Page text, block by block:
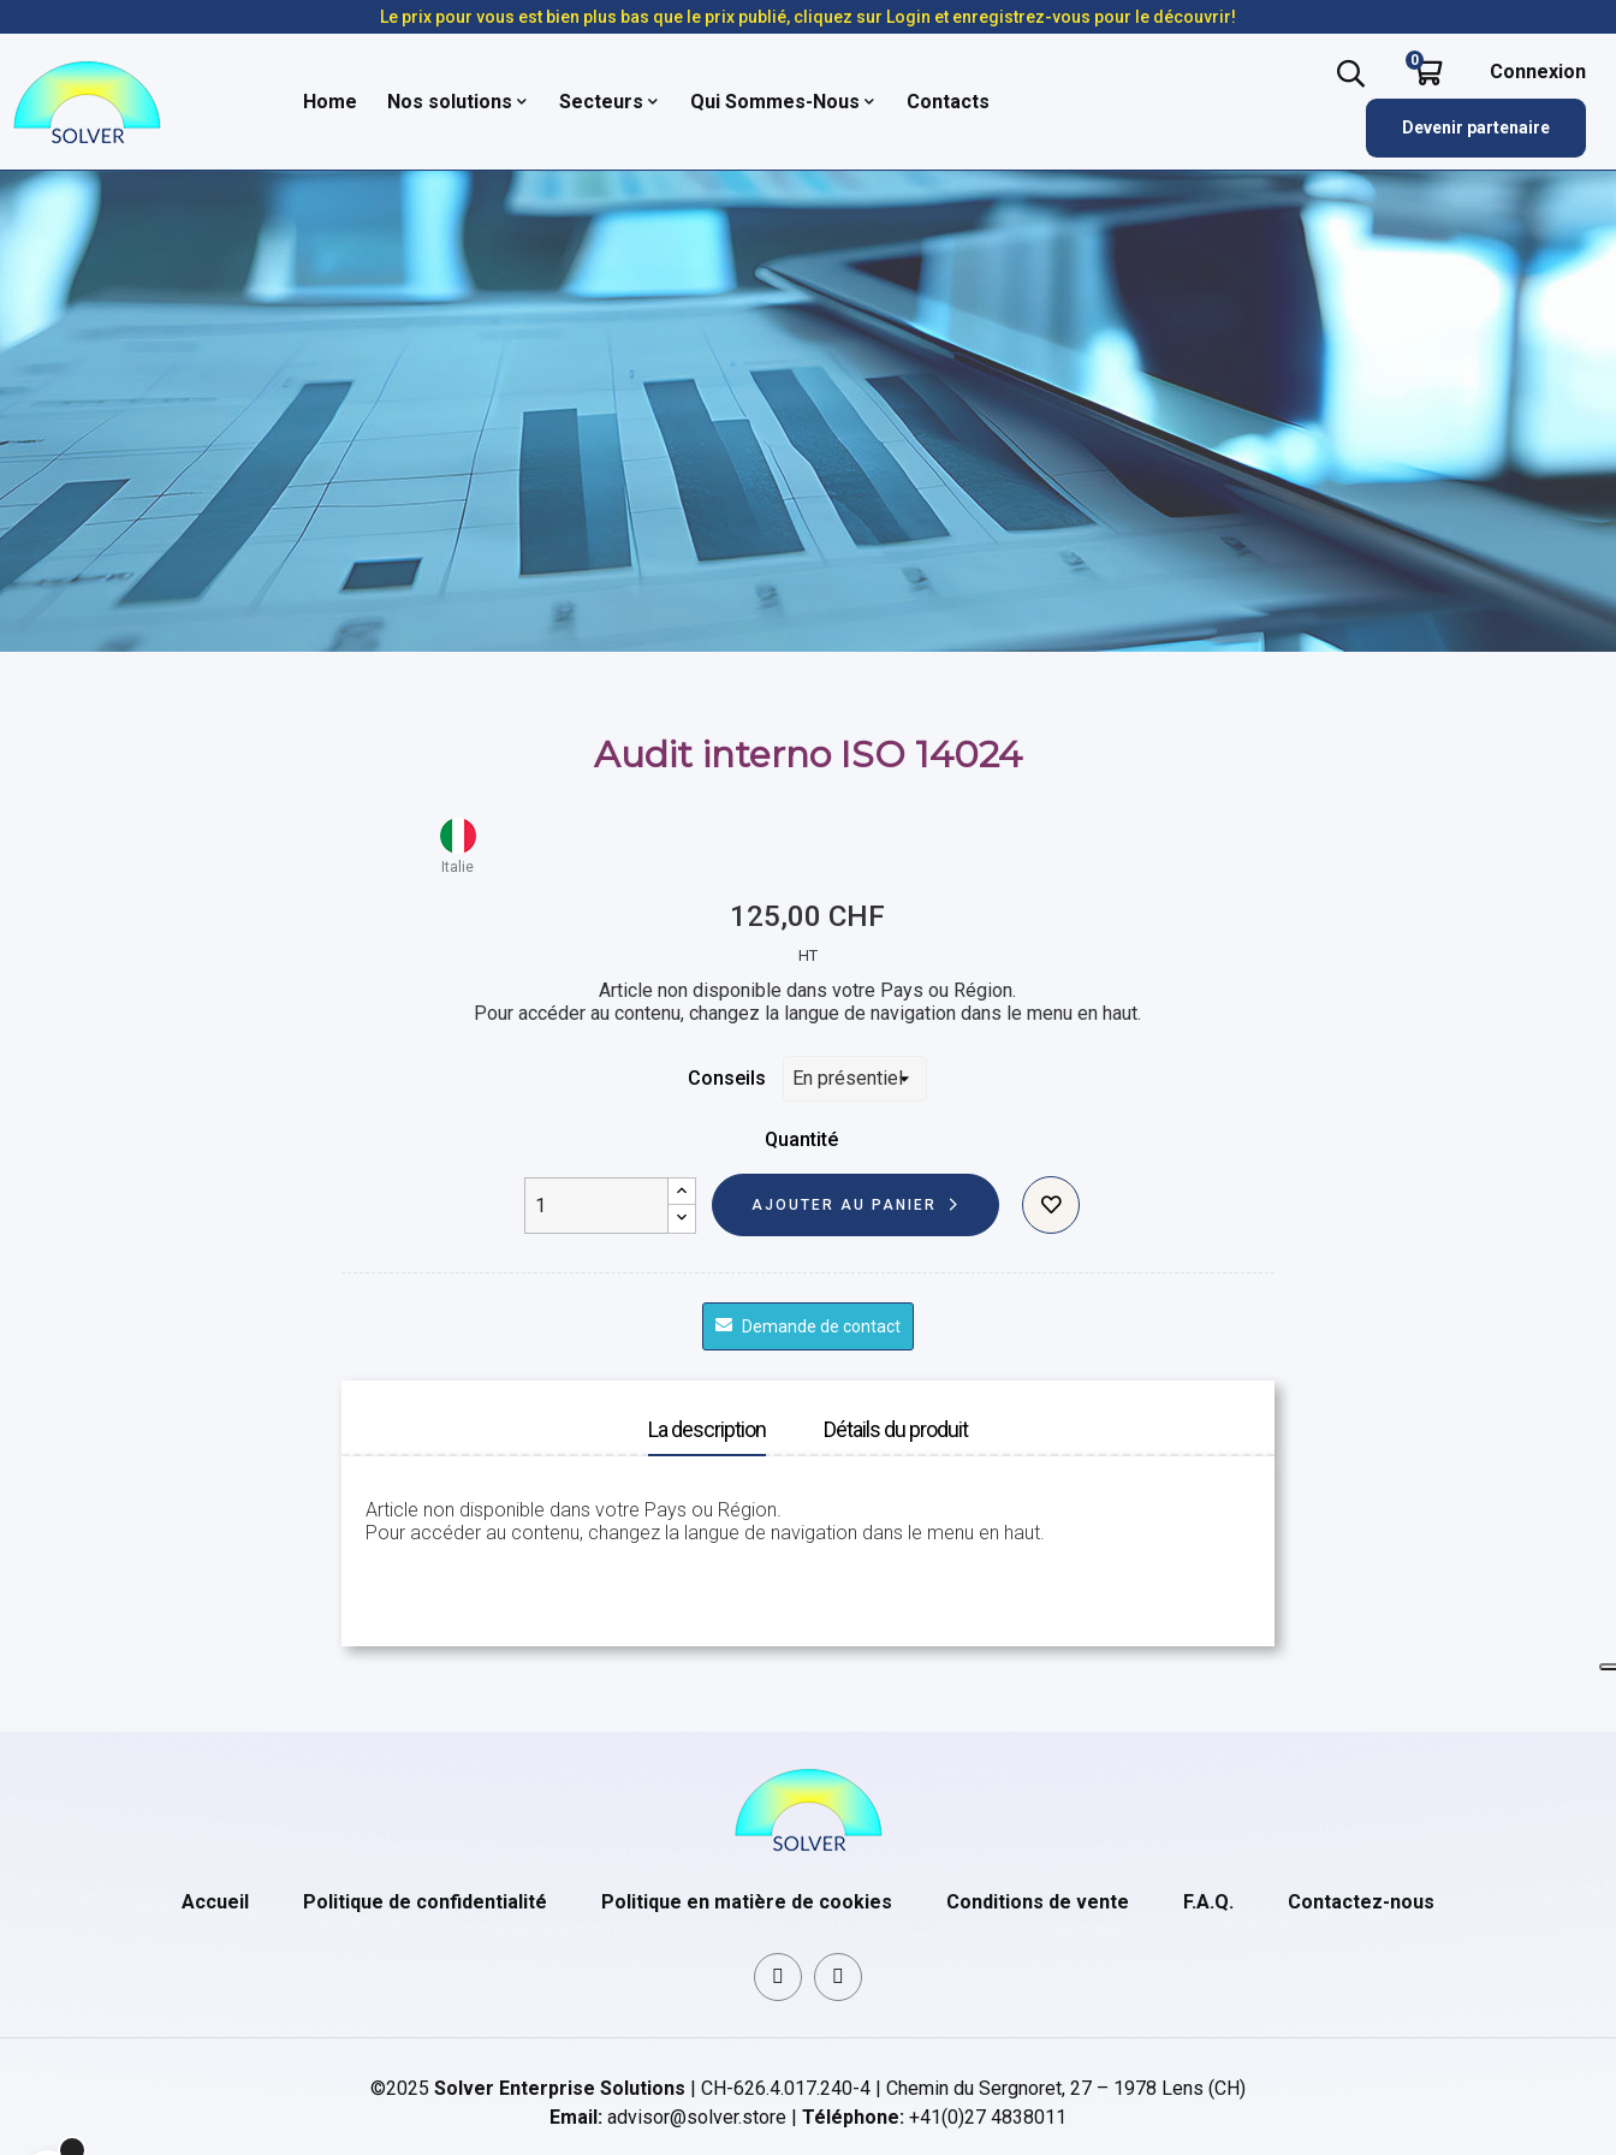
Le prix pour vous est bien plus bas que le prix publié, cliquez sur Login et enregistrez-vous pour le découvrir!
Home Nos solutions Secteurs Qui Sommes-Nous Contacts
0 Connexion
Devenir partenaire
Audit interno ISO 14024
Italie
125,00 CHF
HT
Article non disponible dans votre Pays ou Région.
Pour accéder au contenu, changez la langue de navigation dans le menu en haut.
Conseils
Quantité
AJOUTER AU PANIER
Demande de contact
La description Détails du produit
Article non disponible dans votre Pays ou Région.
Pour accéder au contenu, changez la langue de navigation dans le menu en haut.
Accueil Politique de confidentialité Politique en matière de cookies Conditions de vente F.A.Q. Contactez-nous
©2025 Solver Enterprise Solutions | CH-626.4.017.240-4 | Chemin du Sergnoret, 27 – 1978 Lens (CH)
Email: advisor@solver.store | Téléphone: +41(0)27 4838011